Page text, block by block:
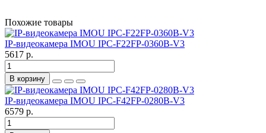
Похожие товары
IP-видеокамера IMOU IPC-F22FP-0360B-V3
5617 р.
В корзину
IP-видеокамера IMOU IPC-F42FP-0280B-V3
6579 р.